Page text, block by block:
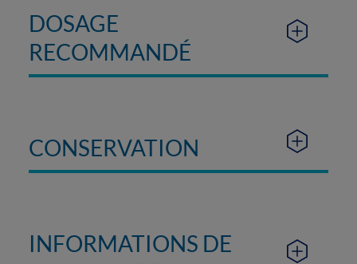
DOSAGE
RECOMMANDÉ
CONSERVATION
INFORMATIONS DE